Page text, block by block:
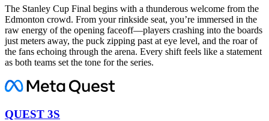
The Stanley Cup Final begins with a thunderous welcome from the
Edmonton crowd. From your rinkside seat, you’re immersed in the
raw energy of the opening faceoff—players crashing into the boards
just meters away, the puck zipping past at eye level, and the roar of
the fans echoing through the arena. Every shift feels like a statement
as both teams set the tone for the series.
QUEST 3S